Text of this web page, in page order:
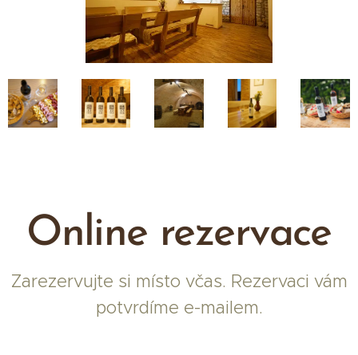
Online rezervace
Zarezervujte si místo včas. Rezervaci vám
potvrdíme e-mailem.